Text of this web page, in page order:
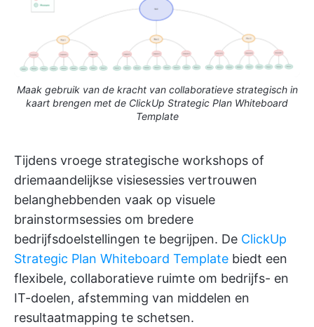
Maak gebruik van de kracht van collaboratieve strategisch in
kaart brengen met de ClickUp Strategic Plan Whiteboard
Template
Tijdens vroege strategische workshops of
driemaandelijkse visiesessies vertrouwen
belanghebbenden vaak op visuele
brainstormsessies om bredere
bedrijfsdoelstellingen te begrijpen. De ClickUp
Strategic Plan Whiteboard Template biedt een
flexibele, collaboratieve ruimte om bedrijfs- en
IT-doelen, afstemming van middelen en
resultaatmapping te schetsen.